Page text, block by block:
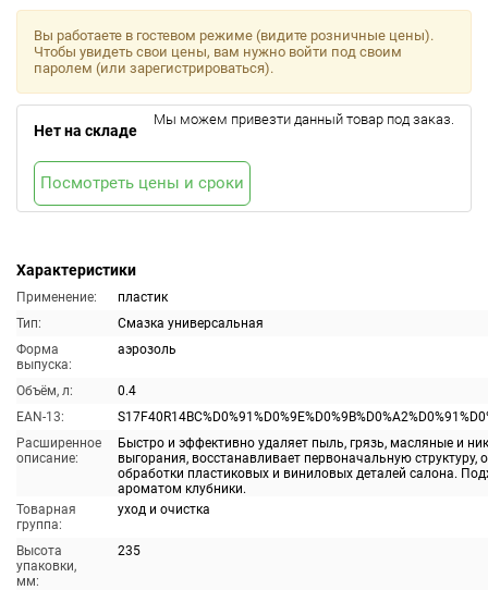
Характеристики
Применение:
пластик
Тип:
Смазка универсальная
Форма
выпуска:
аэрозоль
Объём, л:
0.4
EAN-13:
Расширенное
описание:
Быстро и эффективно удаляет пыль, грязь, масляные и
выгорания, восстанавливает первоначальную
обработки пластиковых и виниловых деталей салона.
ароматом клубники.
Товарная
группа:
уход и очистка
Высота
упаковки,
мм:
235
Вы работаете в гостевом режиме (видите розничные цены).
Чтобы увидеть свои цены, вам нужно войти под своим
паролем (или зарегистрироваться).
Нет на складе
Мы можем привезти данный товар под заказ.
Посмотреть цены и сроки